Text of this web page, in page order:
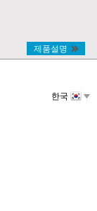
제품설명
한국